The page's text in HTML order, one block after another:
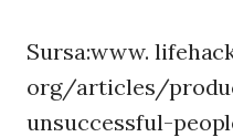
Sursa:www.
org/articles/
unsuccessful-